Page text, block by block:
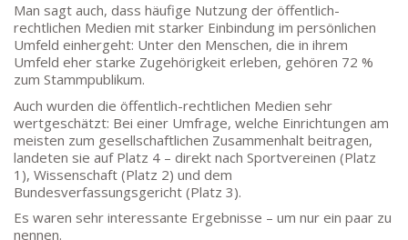
Man sagt auch, dass häufige Nutzung der öffentlich-
rechtlichen Medien mit starker Einbindung im persönlichen
Umfeld einhergeht: Unter den Menschen, die in ihrem
Umfeld eher starke Zugehörigkeit erleben, gehören 72 %
zum Stammpublikum.
Auch wurden die öffentlich-rechtlichen Medien sehr
wertgeschätzt: Bei einer Umfrage, welche Einrichtungen am
meisten zum gesellschaftlichen Zusammenhalt beitragen,
landeten sie auf Platz 4 – direkt nach Sportvereinen (Platz
1), Wissenschaft (Platz 2) und dem
Bundesverfassungsgericht (Platz 3).
Es waren sehr interessante Ergebnisse – um nur ein paar zu
nennen.